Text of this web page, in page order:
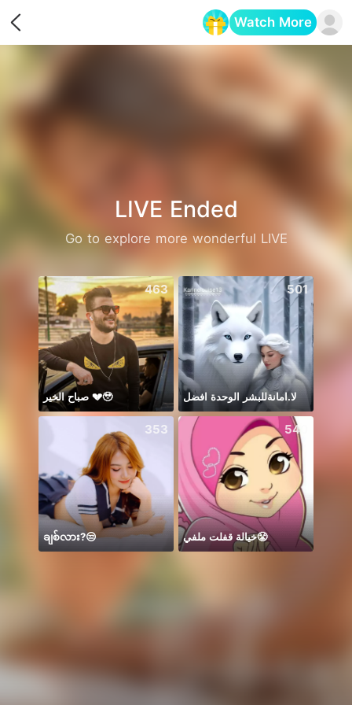
Watch More
LIVE Ended
Go to explore more wonderful LIVE
463
صباح الخير 💔🥹
501
لا.امانةللبشر الوحدة افضل
353
ချစ်လား?😒
540
خيالة قفلت ملفي😤